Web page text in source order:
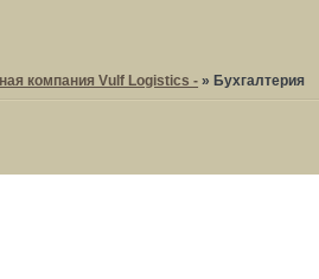
компания Vulf Logistics - » Бухгалтерия